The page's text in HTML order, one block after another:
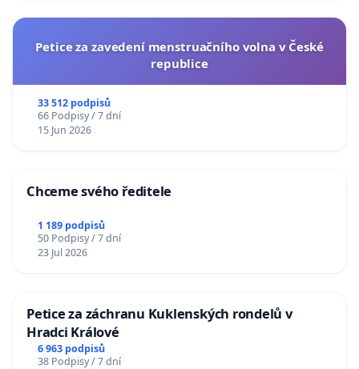
Petice za zavedení menstruačního volna v České
republice
33 512 podpisů
66 Podpisy / 7 dní
15 Jun 2026
Chceme svého ředitele
1 189 podpisů
50 Podpisy / 7 dní
23 Jul 2026
Petice za záchranu Kuklenských rondelů v
Hradci Králové
6 963 podpisů
38 Podpisy / 7 dní